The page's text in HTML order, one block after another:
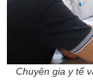
Chuyên gia y tế